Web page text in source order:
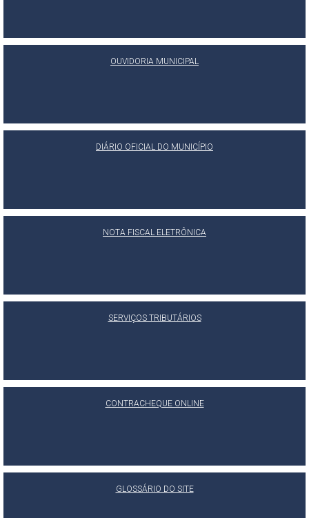
OUVIDORIA MUNICIPAL
DIÁRIO OFICIAL DO MUNICÍPIO
NOTA FISCAL ELETRÔNICA
SERVIÇOS TRIBUTÁRIOS
CONTRACHEQUE ONLINE
GLOSSÁRIO DO SITE